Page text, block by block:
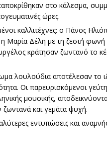
στο κάλεσμα,
ώρες.
καλλιτέχνες: ο Πάνος
Μαρία Δέλη με τη ζεστή φωνή
κράτησαν ζωντανό το
λουλούδια αποτέλεσαν το
Οι παρευρισκόμενοι
μουσικής,
και γεμάτα ψυχή.
εντυπώσεις και